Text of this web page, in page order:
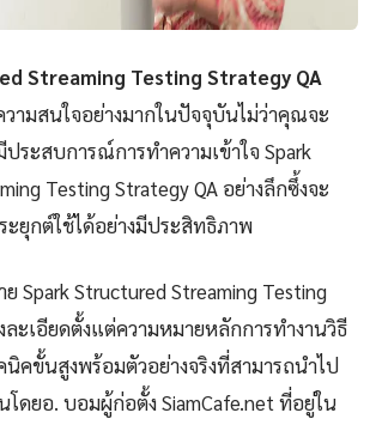
Streaming Testing Strategy QA
ามสนใจอย่างมากในปัจจุบันไม่ว่าคุณจะ
ระสบการณ์การทำความเข้าใจ Spark
Testing Strategy QA อย่างลึกซึ้งจะ
ยุกต์ใช้ได้อย่างมีประสิทธิภาพ
Spark Structured Streaming Testing
ละเอียดตั้งแต่ความหมายหลักการทำงานวิธี
นิคขั้นสูงพร้อมตัวอย่างจริงที่สามารถนำไป
ดยอ. บอมผู้ก่อตั้ง SiamCafe.net ที่อยู่ใน